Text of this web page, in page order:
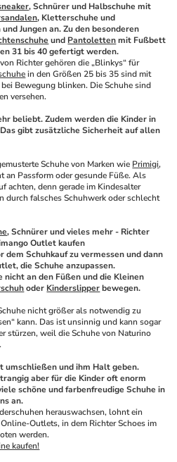
, Schnürer und Halbschuhe mit
Jungen an. Zu den besonderen
und Pantoletten mit Fußbett
31 bis 40 gefertigt werden.
Richter gehören die „Blinkys“ für
in den Größen 25 bis 35 sind mit
Bewegung blinken. Die Schuhe sind
versehen.
beliebt. Zudem werden die Kinder in
gibt zusätzliche Sicherheit auf allen
Schuhe von Marken wie Primigi
an Passform oder gesunde Füße. Als
achten, denn gerade im Kindesalter
falsches Schuhwerk oder schlecht
, Schnürer und vieles mehr - Richter
Outlet kaufen
dem Schuhkauf zu vermessen und dann
die Schuhe anzupassen.
nicht an den Füßen und die Kleinen
oder Kinderslipper bewegen.
nicht größer als notwendig zu
kann. Das ist unsinnig und kann sogar
stürzen, weil die Schuhe von Naturino
umschließen und ihm Halt geben.
aber für die Kinder oft enorm
schöne und farbenfreudige Schuhe in
an.
herauswachsen, lohnt ein
Outlets, in dem Richter Schoes im
werden.
kaufen!